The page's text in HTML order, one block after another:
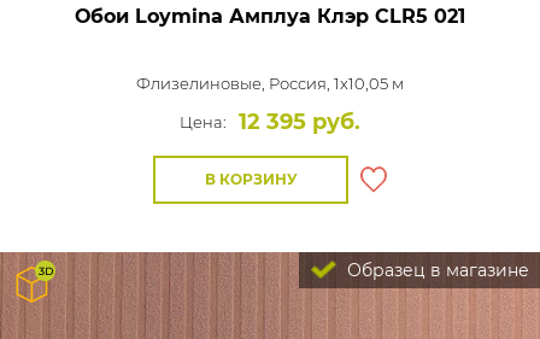
Обои Loymina Амплуа Клэр CLR5 021
Флизелиновые, Россия, 1x10,05 м
Цена:
12 395 руб.
В КОРЗИНУ
Образец в магазине